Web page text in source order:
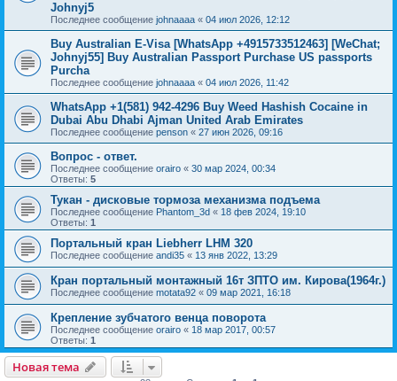
Johnyj5
Последнее сообщение johnaaaa « 04 июл 2026, 12:12
Buy Australian E-Visa [WhatsApp +4915733512463] [WeChat;
Johnyj55] Buy Australian Passport Purchase US passports
Purcha
Последнее сообщение johnaaaa « 04 июл 2026, 11:42
WhatsApp +1(581) 942-4296 Buy Weed Hashish Cocaine in
Dubai Abu Dhabi Ajman United Arab Emirates
Последнее сообщение penson « 27 июн 2026, 09:16
Вопрос - ответ.
Последнее сообщение orairo « 30 мар 2024, 00:34
Ответы: 5
Тукан - дисковые тормоза механизма подъема
Последнее сообщение Phantom_3d « 18 фев 2024, 19:10
Ответы: 1
Портальный кран Liebherr LHM 320
Последнее сообщение andi35 « 13 янв 2022, 13:29
Кран портальный монтажный 16т ЗПТО им. Кирова(1964г.)
Последнее сообщение motata92 « 09 мар 2021, 16:18
Крепление зубчатого венца поворота
Последнее сообщение orairo « 18 мар 2017, 00:57
Ответы: 1
Новая тема